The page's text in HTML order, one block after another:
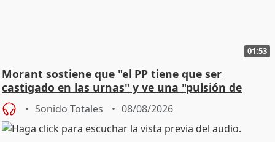
01:53
Morant sostiene que "el PP tiene que ser
castigado en las urnas" y ve una "pulsión de
cambio"
Sonido Totales 08/08/2026